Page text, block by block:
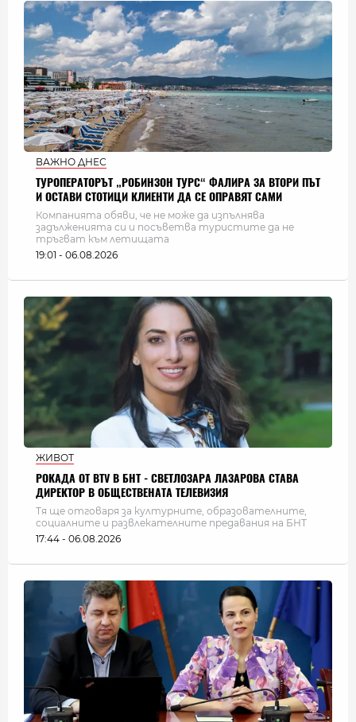
ВАЖНО ДНЕС
ТУРОПЕРАТОРЪТ „РОБИНЗОН ТУРС“ ФАЛИРА ЗА ВТОРИ ПЪТ
И ОСТАВИ СТОТИЦИ КЛИЕНТИ ДА СЕ ОПРАВЯТ САМИ
Компанията обяви, че не може да изпълнява
задълженията си и посъветва туристите да не
тръгват към летищата
19:01 - 06.08.2026
ЖИВОТ
РОКАДА ОТ BTV В БНТ - СВЕТЛОЗАРА ЛАЗАРОВА СТАВА
ДИРЕКТОР В ОБЩЕСТВЕНАТА ТЕЛЕВИЗИЯ
Тя ще отговаря за културните, образователните,
социалните и развлекателните предавания на БНТ
17:44 - 06.08.2026